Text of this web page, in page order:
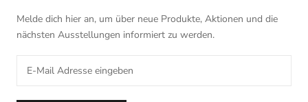
Melde dich hier an, um über neue Produkte, Aktionen und die
nächsten Ausstellungen informiert zu werden.